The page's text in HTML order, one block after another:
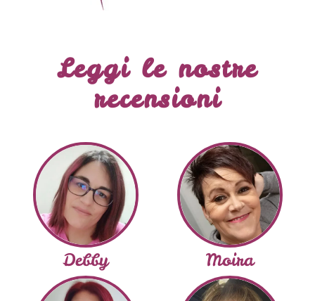
Leggi le nostre
recensioni
Debby Moira